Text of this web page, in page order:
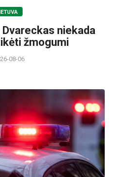
niekada
žmogumi
08-06